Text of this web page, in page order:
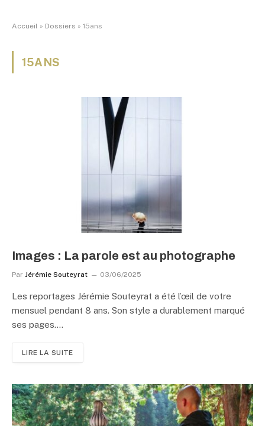
Accueil » Dossiers » 15ans
15ANS
Images : La parole est au photographe
Par Jérémie Souteyrat 03/06/2025
Les reportages Jérémie Souteyrat a été l’œil de votre
mensuel pendant 8 ans. Son style a durablement marqué
ses pages.…
LIRE LA SUITE